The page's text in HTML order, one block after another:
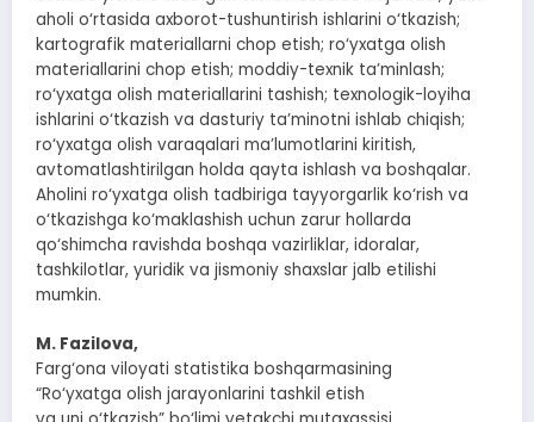
aholi o‘rtasida axborot-tushuntirish ishlarini o‘tkazish;
kartografik materiallarni chop etish; ro‘yxatga olish
materiallarini chop etish; moddiy-texnik ta’minlash;
ro‘yxatga olish materiallarini tashish; texnologik-loyiha
ishlarini o‘tkazish va dasturiy ta’minotni ishlab chiqish;
ro‘yxatga olish varaqalari ma’lumotlarini kiritish,
avtomatlashtirilgan holda qayta ishlash va boshqalar.
Aholini ro‘yxatga olish tadbiriga tayyorgarlik ko‘rish va
o‘tkazishga ko‘maklashish uchun zarur hollarda
qo‘shimcha ravishda boshqa vazirliklar, idoralar,
tashkilotlar, yuridik va jismoniy shaxslar jalb etilishi
mumkin.
M. Fazilova,
Farg‘ona viloyati statistika boshqarmasining
“Ro‘yxatga olish jarayonlarini tashkil etish